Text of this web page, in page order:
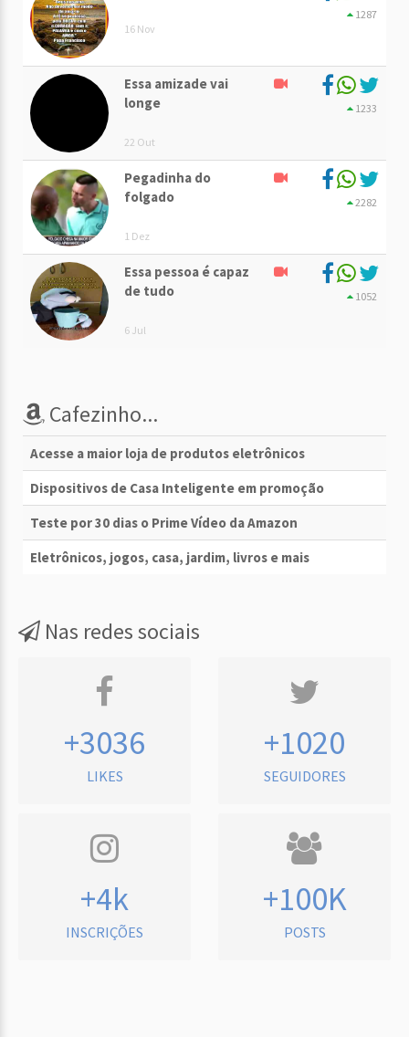
16 Nov
1287
Essa amizade vai
longe
22 Out
1233
Pegadinha do
folgado
1 Dez
2282
Essa pessoa é capaz
de tudo
6 Jul
1052
Cafezinho...
Acesse a maior loja de produtos eletrônicos
Dispositivos de Casa Inteligente em promoção
Teste por 30 dias o Prime Vídeo da Amazon
Eletrônicos, jogos, casa, jardim, livros e mais
Nas redes sociais
+3036
LIKES
+1020
SEGUIDORES
+4k
INSCRIÇÕES
+100K
POSTS